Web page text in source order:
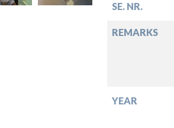
SE. NR.
REMARKS
YEAR